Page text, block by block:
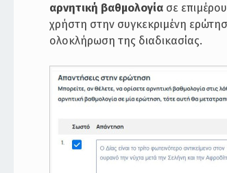
αρνητική βαθμολογία σε
χρήστη στην συγκεκριμένη
ολοκλήρωση της διαδικασίας.